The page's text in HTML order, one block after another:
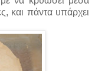
και πάντα υπάρχει